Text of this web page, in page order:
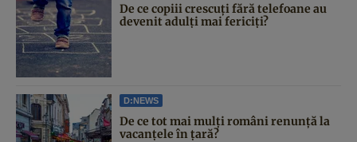
De ce copiii crescuți fără telefoane au
devenit adulți mai fericiți?
D:NEWS
De ce tot mai mulți români renunță la
vacanțele în țară?